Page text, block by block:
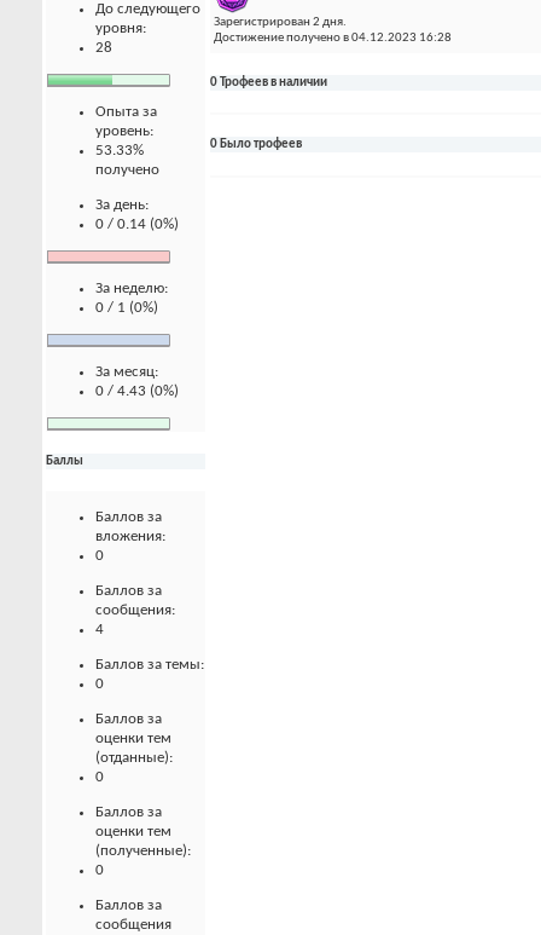
До следующего
уровня:
28
Опыта за
уровень:
53.33%
получено
За день:
0 / 0.14 (0%)
За неделю:
0 / 1 (0%)
За месяц:
0 / 4.43 (0%)
Баллы
Баллов за
вложения:
0
Баллов за
сообщения:
4
Баллов за темы:
0
Баллов за
оценки тем
(отданные):
0
Баллов за
оценки тем
(полученные):
0
Баллов за
сообщения
Зарегистрирован 2 дня.
Достижение получено в 04.12.2023 16:28
0 Трофеев в наличии
0 Было трофеев